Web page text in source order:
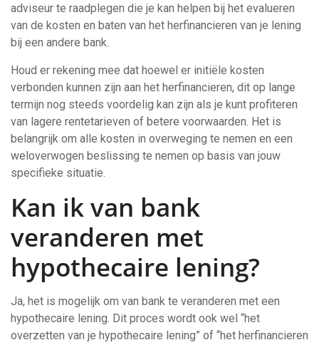
adviseur te raadplegen die je kan helpen bij het evalueren
van de kosten en baten van het herfinancieren van je lening
bij een andere bank.
Houd er rekening mee dat hoewel er initiële kosten
verbonden kunnen zijn aan het herfinancieren, dit op lange
termijn nog steeds voordelig kan zijn als je kunt profiteren
van lagere rentetarieven of betere voorwaarden. Het is
belangrijk om alle kosten in overweging te nemen en een
weloverwogen beslissing te nemen op basis van jouw
specifieke situatie.
Kan ik van bank
veranderen met
hypothecaire lening?
Ja, het is mogelijk om van bank te veranderen met een
hypothecaire lening. Dit proces wordt ook wel “het
overzetten van je hypothecaire lening” of “het herfinancieren